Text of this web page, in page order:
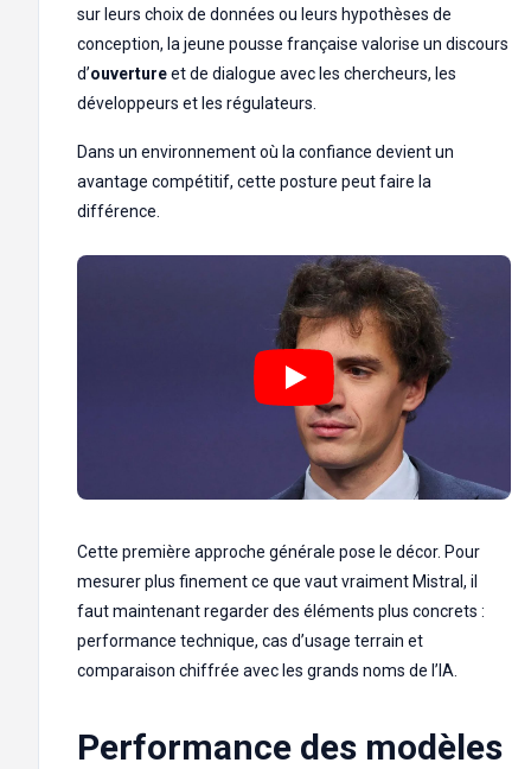
sur leurs choix de données ou leurs hypothèses de
conception, la jeune pousse française valorise un discours
d’ouvertureet de dialogue avec les chercheurs, les
développeurs et les régulateurs.
Dans un environnement où la confiance devient un
avantage compétitif, cette posture peut faire la
différence.
Cette première approche générale pose le décor. Pour
mesurer plus finement ce que vaut vraiment Mistral, il
faut maintenant regarder des éléments plus concrets :
performance technique, cas d’usage terrain et
comparaison chiffrée avec les grands noms de l’IA.
Performance des modèles